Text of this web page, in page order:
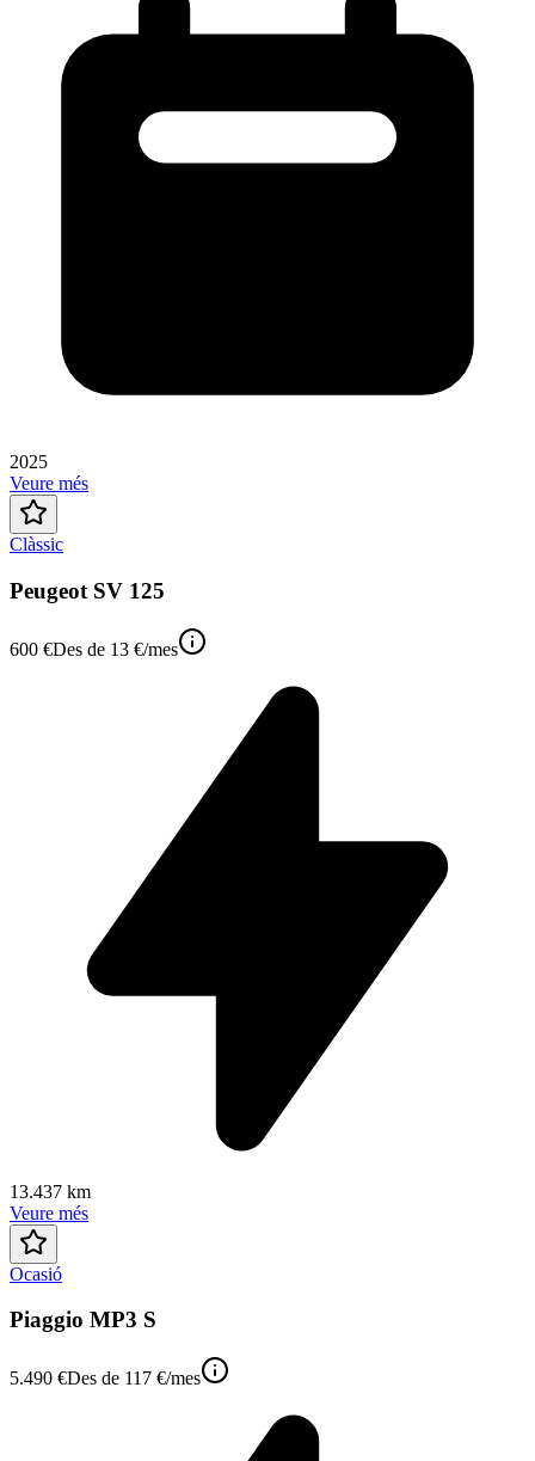
2025
Veure més
Clàssic
Peugeot SV 125
600 €Des de 13 €/mes
13.437 km
Veure més
Ocasió
Piaggio MP3 S
5.490 €Des de 117 €/mes